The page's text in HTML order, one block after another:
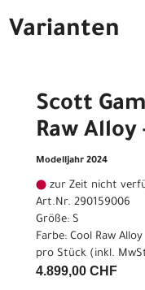
Varianten
Scott
Raw Alloy
Modelljahr 2024
zur Zeit nicht
Art.Nr. 290159006
Größe: S
Farbe: Cool Raw Alloy
pro Stück (inkl.
4.899,00 CHF